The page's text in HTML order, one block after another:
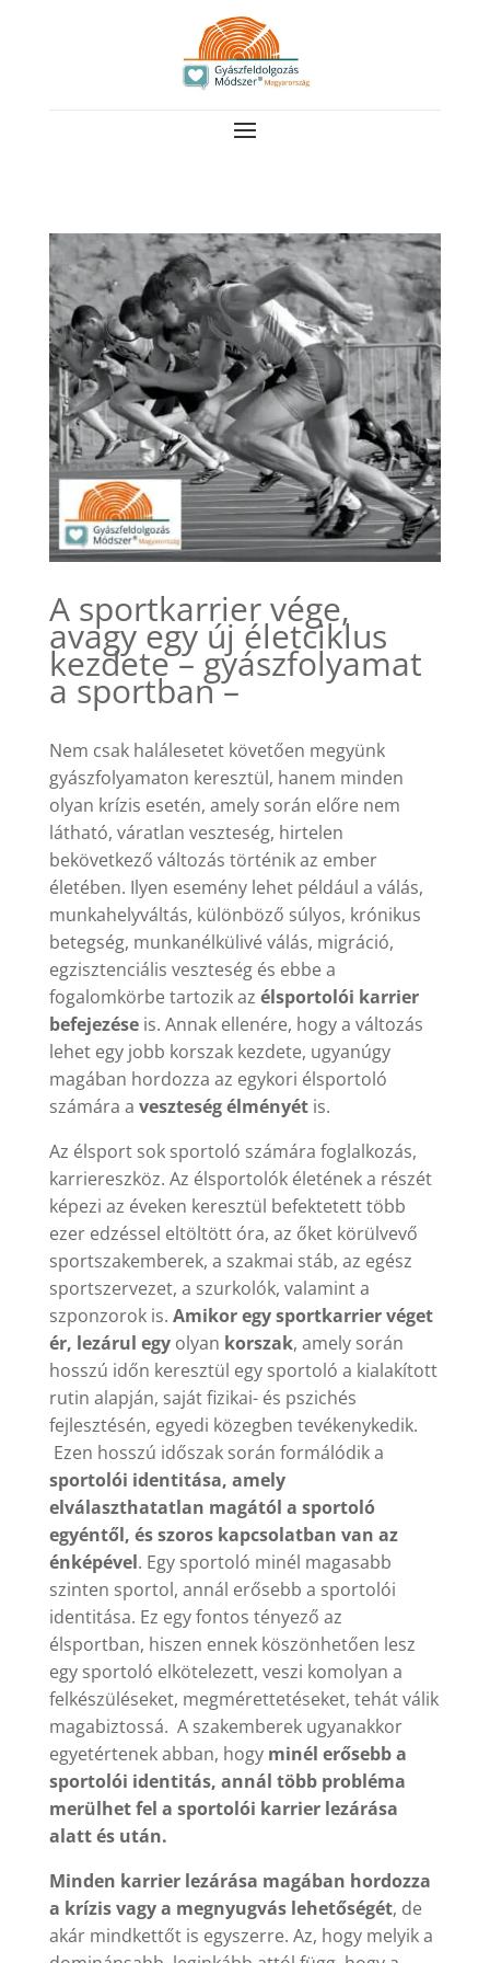
A sportkarrier vége,
avagy egy új életciklus
kezdete – gyászfolyamat
a sportban –
Nem csak halálesetet követően megyünk
gyászfolyamaton keresztül, hanem minden
olyan krízis esetén, amely során előre nem
látható, váratlan veszteség, hirtelen
bekövetkező változás történik az ember
életében. Ilyen esemény lehet például a válás,
munkahelyváltás, különböző súlyos, krónikus
betegség, munkanélkülivé válás, migráció,
egzisztenciális veszteség és ebbe a
fogalomkörbe tartozik az élsportolói karrier
befejezéseis. Annak ellenére, hogy a változás
lehet egy jobb korszak kezdete, ugyanúgy
magában hordozza az egykori élsportoló
számára a veszteség élményétis.
Az élsport sok sportoló számára foglalkozás,
karriereszköz. Az élsportolók életének a részét
képezi az éveken keresztül befektetett több
ezer edzéssel eltöltött óra, az őket körülvevő
sportszakemberek, a szakmai stáb, az egész
sportszervezet, a szurkolók, valamint a
szponzorok is. Amikor egy sportkarrier véget
ér, lezárul egy olyan korszak, amely során
hosszú időn keresztül egy sportoló a kialakított
rutin alapján, saját fizikai- és pszichés
fejlesztésén, egyedi közegben tevékenykedik.
Ezen hosszú időszak során formálódik a
sportolói identitása, amely
elválaszthatatlan magától a sportoló
egyéntől, és szoros kapcsolatban van az
énképével. Egy sportoló minél magasabb
szinten sportol, annál erősebb a sportolói
identitása. Ez egy fontos tényező az
élsportban, hiszen ennek köszönhetően lesz
egy sportoló elkötelezett, veszi komolyan a
felkészüléseket, megmérettetéseket, tehát válik
magabiztossá. A szakemberek ugyanakkor
egyetértenek abban, hogy minél erősebb a
sportolói identitás, annál több probléma
merülhet fel a sportolói karrier lezárása
alatt és után.
Minden karrier lezárása magában hordozza
a krízis vagy a megnyugvás lehetőségét, de
akár mindkettőt is egyszerre. Az, hogy melyik a